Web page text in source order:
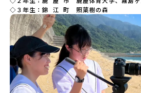
◇３年生：錦  江  町　照葉樹の森